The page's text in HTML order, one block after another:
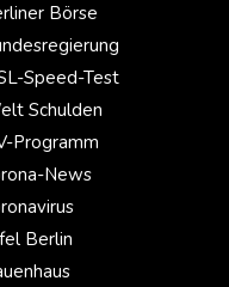
Börse
Speed-Test
Schulden
Programm
News
Berlin